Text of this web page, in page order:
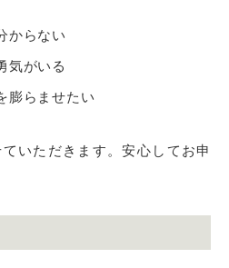
からない
気がいる
膨らませたい
いただきます。安心してお申